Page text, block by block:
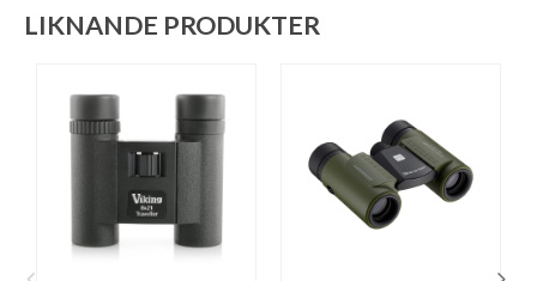
LIKNANDE PRODUKTER